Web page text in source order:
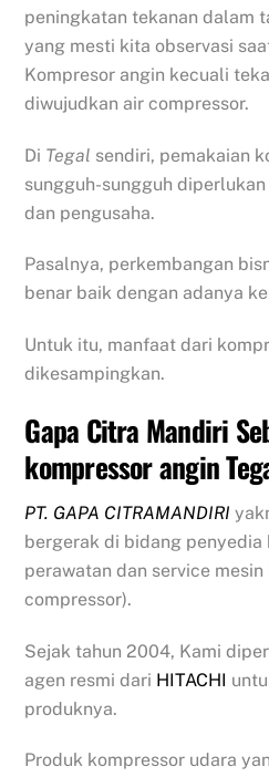
peningkatan tekanan dalam
yang mesti kita observasi
Kompresor angin kecuali
diwujudkan air compressor.
Di Tegal sendiri, pemakaian
sungguh-sungguh
dan pengusaha.
Pasalnya, perkembangan
benar baik dengan adanya
Untuk itu, manfaat dari
dikesampingkan.
Gapa Citra Mandiri
kompressor angin
PT. GAPA CITRAMANDIRI
bergerak di bidang penyedia
perawatan dan service
compressor).
Sejak tahun 2004, Kami
agen resmi dari HITACHI
produknya.
Produk kompressor udara